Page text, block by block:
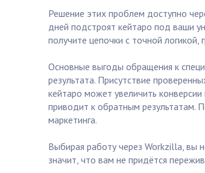
Решение этих проблем доступно
дней подстроят кейтаро под ваши
получите цепочки с точной
Основные выгоды обращения к
результата. Присутствие
кейтаро может увеличить
приводит к обратным результатам.
маркетинга.
Выбирая работу через Workzilla, вы
значит, что вам не придётся